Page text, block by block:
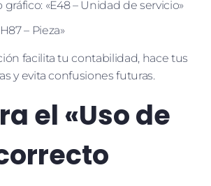
gráfico: «E48 – Unidad de servicio»
– Pieza»
facilita tu contabilidad, hace tus
y evita confusiones futuras.
el «Uso de